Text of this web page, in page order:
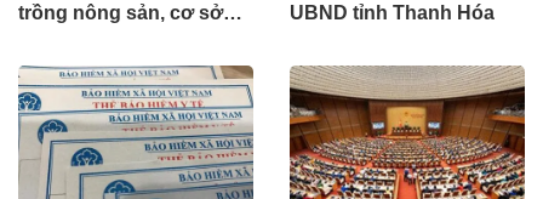
trồng nông sản, cơ sở
UBND tỉnh Thanh Hóa